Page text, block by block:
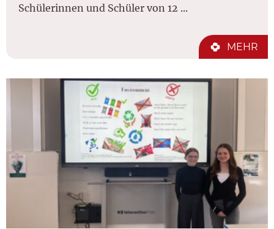
Schülerinnen und Schüler von 12 ...
MEHR